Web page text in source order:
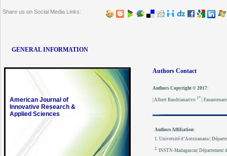
GENERAL INFORMATION
American Journal of
Innovative Research &
Applied Sciences
Share us on Social Media Links:
Authors Copyright © 2017:
| Albert Randrianarivo 1* |
Authors Contact
Authors Affiliation:
1. Université d’Antsiranana |
2. INSTN-Madagascar| Département